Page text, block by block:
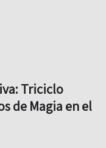
Triciclo
de Magia en el